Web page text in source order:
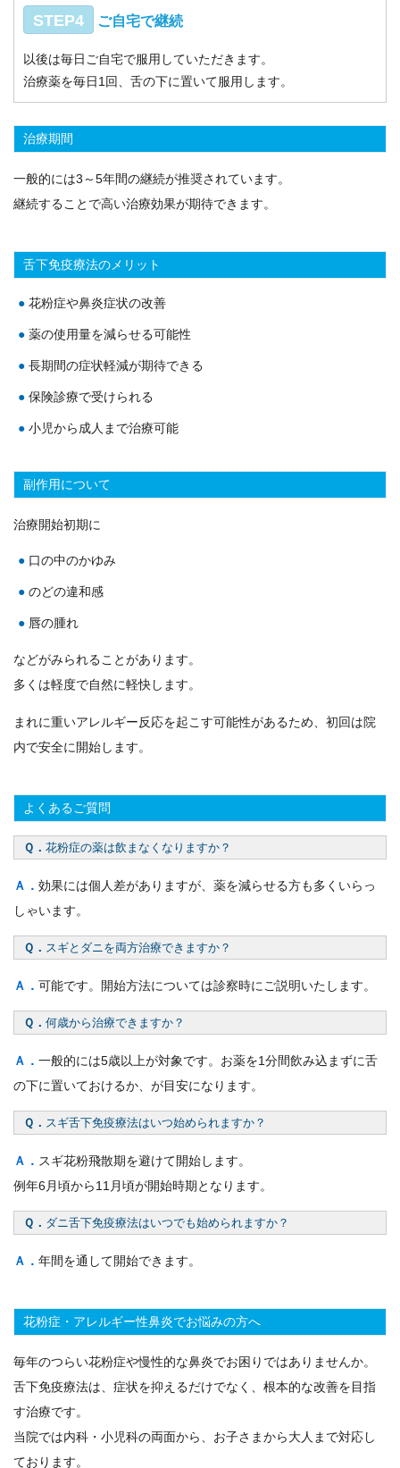
STEP4 ご自宅で継続
以後は毎日ご自宅で服用していただきます。
治療薬を毎日1回、舌の下に置いて服用します。
治療期間
一般的には3～5年間の継続が推奨されています。
継続することで高い治療効果が期待できます。
舌下免疫療法のメリット
花粉症や鼻炎症状の改善
薬の使用量を減らせる可能性
長期間の症状軽減が期待できる
保険診療で受けられる
小児から成人まで治療可能
副作用について
治療開始初期に
口の中のかゆみ
のどの違和感
唇の腫れ
などがみられることがあります。
多くは軽度で自然に軽快します。
まれに重いアレルギー反応を起こす可能性があるため、初回は院
内で安全に開始します。
よくあるご質問
Ｑ． 花粉症の薬は飲まなくなりますか？
Ａ． 効果には個人差がありますが、薬を減らせる方も多くいらっ
しゃいます。
Ｑ． スギとダニを両方治療できますか？
Ａ． 可能です。開始方法については診察時にご説明いたします。
Ｑ． 何歳から治療できますか？
Ａ． 一般的には5歳以上が対象です。お薬を1分間飲み込まずに舌
の下に置いておけるか、が目安になります。
Ｑ． スギ舌下免疫療法はいつ始められますか？
Ａ． スギ花粉飛散期を避けて開始します。
例年6月頃から11月頃が開始時期となります。
Ｑ． ダニ舌下免疫療法はいつでも始められますか？
Ａ． 年間を通して開始できます。
花粉症・アレルギー性鼻炎でお悩みの方へ
毎年のつらい花粉症や慢性的な鼻炎でお困りではありませんか。
舌下免疫療法は、症状を抑えるだけでなく、根本的な改善を目指
す治療です。
当院では内科・小児科の両面から、お子さまから大人まで対応し
ております。